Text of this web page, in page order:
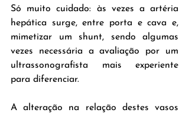
Só muito cuidado: às vezes a artéria
hepática surge, entre porta e cava e,
mimetizar um shunt, sendo algumas
vezes necessária a avaliação por um
ultrassonografista mais experiente
para diferenciar.
A alteração na relação destes vasos